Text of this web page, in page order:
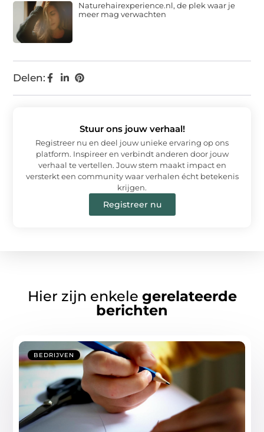
Delen:
Naturehairexperience.nl, de plek waar je
meer mag verwachten
Stuur ons jouw verhaal!
Registreer nu en deel jouw unieke ervaring op ons
platform. Inspireer en verbindt anderen door jouw
verhaal te vertellen. Jouw stem maakt impact en
versterkt een community waar verhalen écht betekenis
krijgen.
Registreer nu
Hier zijn enkele gerelateerde
berichten
BEDRIJVEN